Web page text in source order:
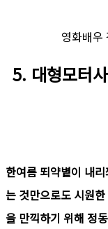
영화배
5. 대형모터
한여름 뙤약볕이 내
는 것만으로도 시원
을 만끽하기 위해 정